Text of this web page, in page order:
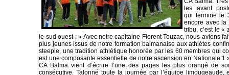
les avant
qui termine le
encore avec la
tribu, c’est le «
le sud ouest : « Avec notre capitaine Florent Touzac, nous avions
plus jeunesissus de notre formation balmanaise aux athlètes
steeple, une tradition athlétique honorée par les 60 membres qui
est une composante essentielle de notre ascension en Nationale 1
CA Balma vient d’écrire
l’une des pages les plus orangé de
consécutive. Talonné toute la journée par l’équipe limougeaude,